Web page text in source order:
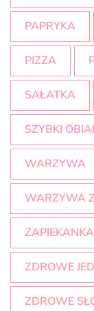
PAPRYKA
PIZZA
SAŁATKA
SZYBKI
WARZYWA
WARZYWA
ZAPIEKANKA
ZDROWE
ZDROWE